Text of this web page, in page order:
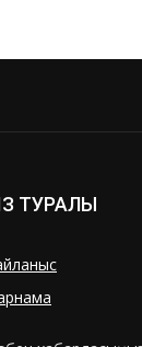
ТУРАЛЫ